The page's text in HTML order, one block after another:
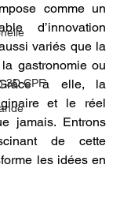
3D CPF
comme un
d’innovation
variés que la
gastronomie ou
Grâce à elle, la
et le réel
jamais. Entrons
de cette
les idées en